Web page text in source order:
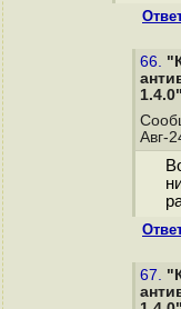
66.
1.4.0"
Авг-
67.